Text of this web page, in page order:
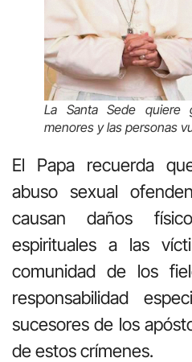
La Santa Sede quiere
menores y las personas
El Papa recuerda
abuso sexual
causan daños
espirituales a las
comunidad de los
responsabilidad
sucesores de los
de estos crímenes.